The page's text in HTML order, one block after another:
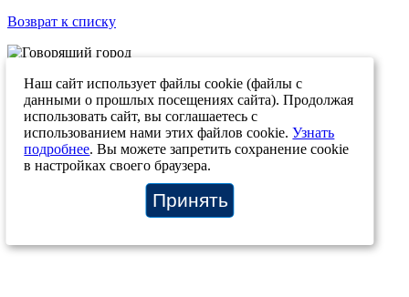
Возврат к списку
Наш сайт использует файлы cookie (файлы с
данными о прошлых посещениях сайта). Продолжая
использовать сайт, вы соглашаетесь с
использованием нами этих файлов cookie.Узнать
подробнее. Вы можете запретить сохранение cookie
в настройках своего браузера.
Принять
О системе Материалы Отзывы Карта объектов
Новости проекта О компании
© ООО “Говорящий город”, 2026
Политика конфиденциальности сайта
Политика конфиденциальности мобильного приложения
--!>